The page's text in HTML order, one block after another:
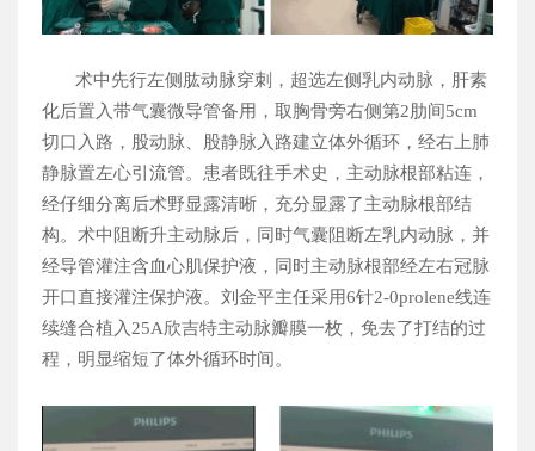
术中先行左侧肱动脉穿刺，超选左侧乳内动脉，肝素
化后置入带气囊微导管备用，取胸骨旁右侧第2肋间5cm
切口入路，股动脉、股静脉入路建立体外循环，经右上肺
静脉置左心引流管。患者既往手术史，主动脉根部粘连，
经仔细分离后术野显露清晰，充分显露了主动脉根部结
构。术中阻断升主动脉后，同时气囊阻断左乳内动脉，并
经导管灌注含血心肌保护液，同时主动脉根部经左右冠脉
开口直接灌注保护液。刘金平主任采用6针2-0prolene线连
续缝合植入25A欣吉特主动脉瓣膜一枚，免去了打结的过
程，明显缩短了体外循环时间。